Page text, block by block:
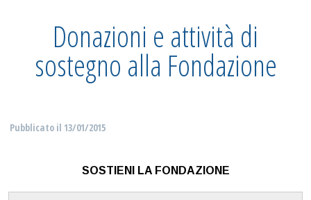
Donazioni e attività di
sostegno alla Fondazione
Pubblicato il 13/01/2015
SOSTIENI LA FONDAZIONE